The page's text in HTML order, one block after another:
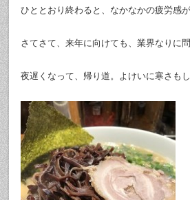
ひととおり終わると、なかなかの疲労感
さてさて、来年に向けても、業界なりに
夜遅くなって、帰り道。よけいに寒さも